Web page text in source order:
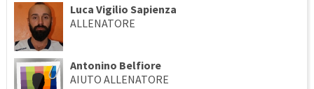
Luca Vigilio Sapienza
ALLENATORE
Antonino Belfiore
AIUTO ALLENATORE